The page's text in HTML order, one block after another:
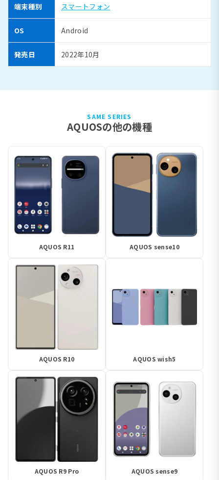
端末種別 スマートフォン
OS Android
発売日 2022年10月
SAME SERIES
AQUOSの他の機種
AQUOS R11 AQUOS sense10
AQUOS R10 AQUOS wish5
AQUOS R9 Pro AQUOS sense9